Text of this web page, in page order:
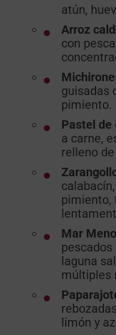
atún,
Arroz
con
guisadas
pimiento.
Pastel de
a carne,
relleno
pimiento,
Mar
laguna
múltiples
limón y